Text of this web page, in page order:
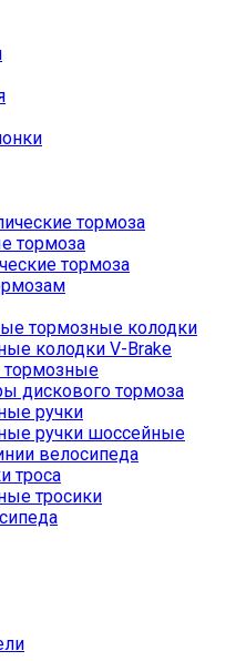
тормоза
тормоза
тормоза
тормозные колодки
колодки V-Brake
дискового тормоза
ручки
ручки шоссейные
велосипеда
троса
тросики